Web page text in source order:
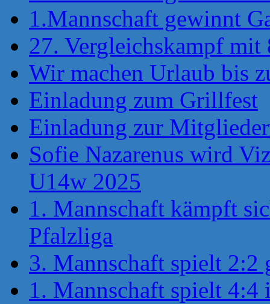
1.Mannschaft gewinnt
27. Vergleichskampf mit
Wir machen Urlaub bis
Einladung zum Grillfest
Einladung zur
Sofie Nazarenus wird
U14w 2025
1. Mannschaft kämpft
Pfalzliga
3. Mannschaft spielt 2:2
1. Mannschaft spielt 4:4